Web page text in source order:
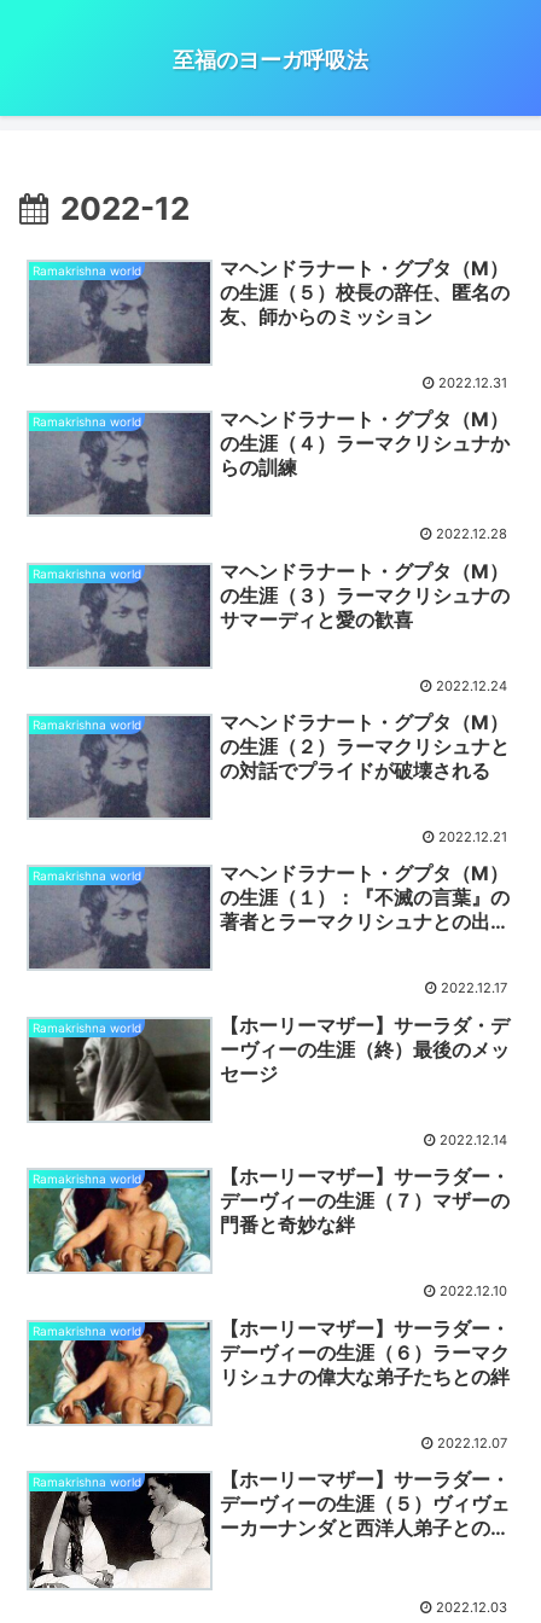
至福のヨーガ呼吸法
2022-12
Ramakrishna world
マヘンドラナート・グプタ（M）
の生涯（５）校長の辞任、匿名の
友、師からのミッション
2022.12.31
Ramakrishna world
マヘンドラナート・グプタ（M）
の生涯（４）ラーマクリシュナか
らの訓練
2022.12.28
Ramakrishna world
マヘンドラナート・グプタ（M）
の生涯（３）ラーマクリシュナの
サマーディと愛の歓喜
2022.12.24
Ramakrishna world
マヘンドラナート・グプタ（M）
の生涯（２）ラーマクリシュナと
の対話でプライドが破壊される
2022.12.21
Ramakrishna world
マヘンドラナート・グプタ（M）
の生涯（１）：『不滅の言葉』の
著者とラーマクリシュナとの出会
2022.12.17
Ramakrishna world
【ホーリーマザー】サーラダ・デ
ーヴィーの生涯（終）最後のメッ
セージ
2022.12.14
Ramakrishna world
【ホーリーマザー】サーラダー・
デーヴィーの生涯（７）マザーの
門番と奇妙な絆
2022.12.10
Ramakrishna world
【ホーリーマザー】サーラダー・
デーヴィーの生涯（６）ラーマク
リシュナの偉大な弟子たちとの絆
2022.12.07
Ramakrishna world
【ホーリーマザー】サーラダー・
デーヴィーの生涯（５）ヴィヴェ
ーカーナンダと西洋人弟子との交
2022.12.03